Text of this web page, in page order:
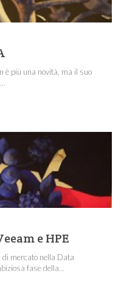
è più una novità, ma il suo
e HPE
di mercato nella Data
fase della...